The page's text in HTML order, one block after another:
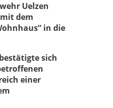
Uelzen
dem
in die
sich
einer